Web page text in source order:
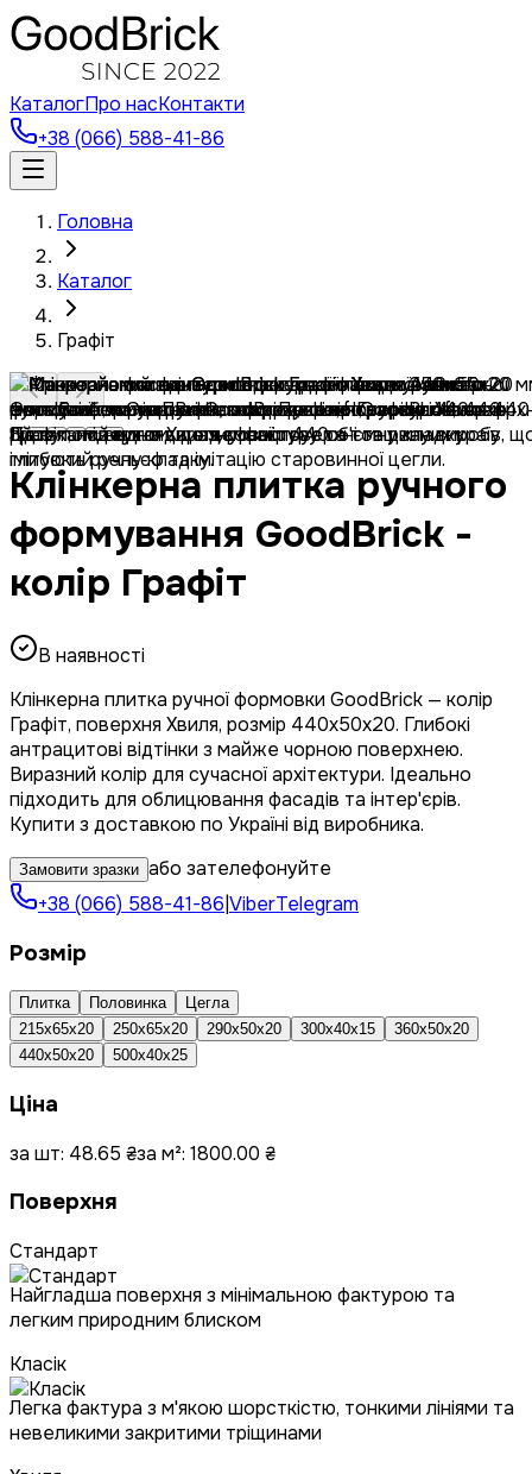
КаталогПро насКонтакти
+38 (066) 588-41-86
Головна
Каталог
Графіт
Клінкерна плитка ручного
формування GoodBrick -
колір Графіт
В наявності
Клінкерна плитка ручної формовки GoodBrick — колір
Графіт, поверхня Хвиля, розмір 440x50x20. Глибокі
антрацитові відтінки з майже чорною поверхнею.
Виразний колір для сучасної архітектури. Ідеально
підходить для облицювання фасадів та інтер'єрів.
Купити з доставкою по Україні від виробника.
Замовити зразки або зателефонуйте
+38 (066) 588-41-86 ViberTelegram
Розмір
Плитка Половинка
Цегла
215x65x20
250x65x20 290x50x20 300x40x15
360x50x20
440x50x20
500x40x25
Ціна
за шт: 48.65 ₴за м²: 1800.00 ₴
Поверхня
Стандарт
Найгладша поверхня з мінімальною фактурою та
легким природним блиском
Класік
Легка фактура з м'якою шорсткістю, тонкими лініями та
невеликими закритими тріщинами